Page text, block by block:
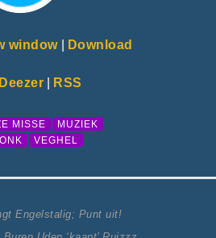
window| Download
Deezer | RSS
MISSE
MUZIEK
VEGHEL
Engelstalig; Punt uit!